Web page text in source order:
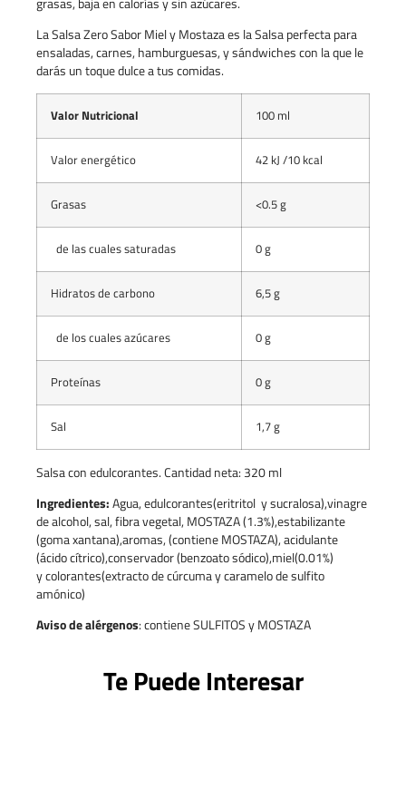
La Salsa Zero Sabor Miel y Mostaza es la Salsa perfecta para
ensaladas, carnes, hamburguesas, y sándwiches con la que le
darás un toque dulce a tus comidas.
Valor Nutricional 100 ml
Valor energético 42 kJ /10 kcal
Grasas <0.5 g
de las cuales saturadas 0 g
Hidratos de carbono 6,5 g
de los cuales azúcares 0 g
Proteínas 0 g
Sal 1,7 g
Salsa con edulcorantes. Cantidad neta: 320 ml
Ingredientes:Agua, edulcorantes(eritritol y sucralosa),vinagre
de alcohol, sal, fibra vegetal, MOSTAZA (1.3%),estabilizante
(goma xantana),aromas, (contiene MOSTAZA), acidulante
(ácido cítrico),conservador (benzoato sódico),miel(0.01%)
y colorantes(extracto de cúrcuma y caramelo de sulfito
amónico)
Aviso de alérgenos: contiene SULFITOS y MOSTAZA
Te Puede Interesar